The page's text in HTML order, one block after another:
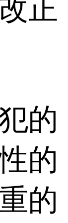
正
的
的
的